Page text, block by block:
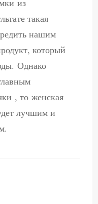
из
такая
нашим
который
Однако
, то женская
лучшим и